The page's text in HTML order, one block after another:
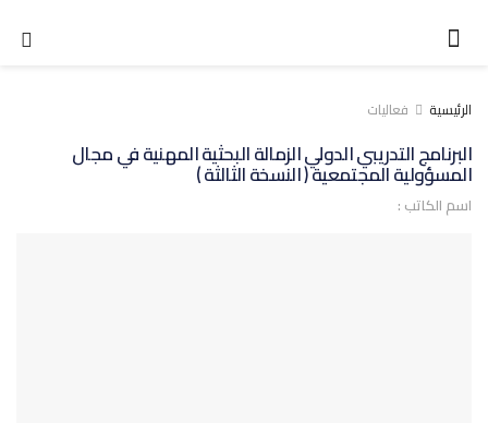
الرئيسية فعاليات
البرنامج التدريبي الدولي الزمالة البحثية المهنية في مجال
المسؤولية المجتمعية ( النسخة الثالثة )
اسم الكاتب :